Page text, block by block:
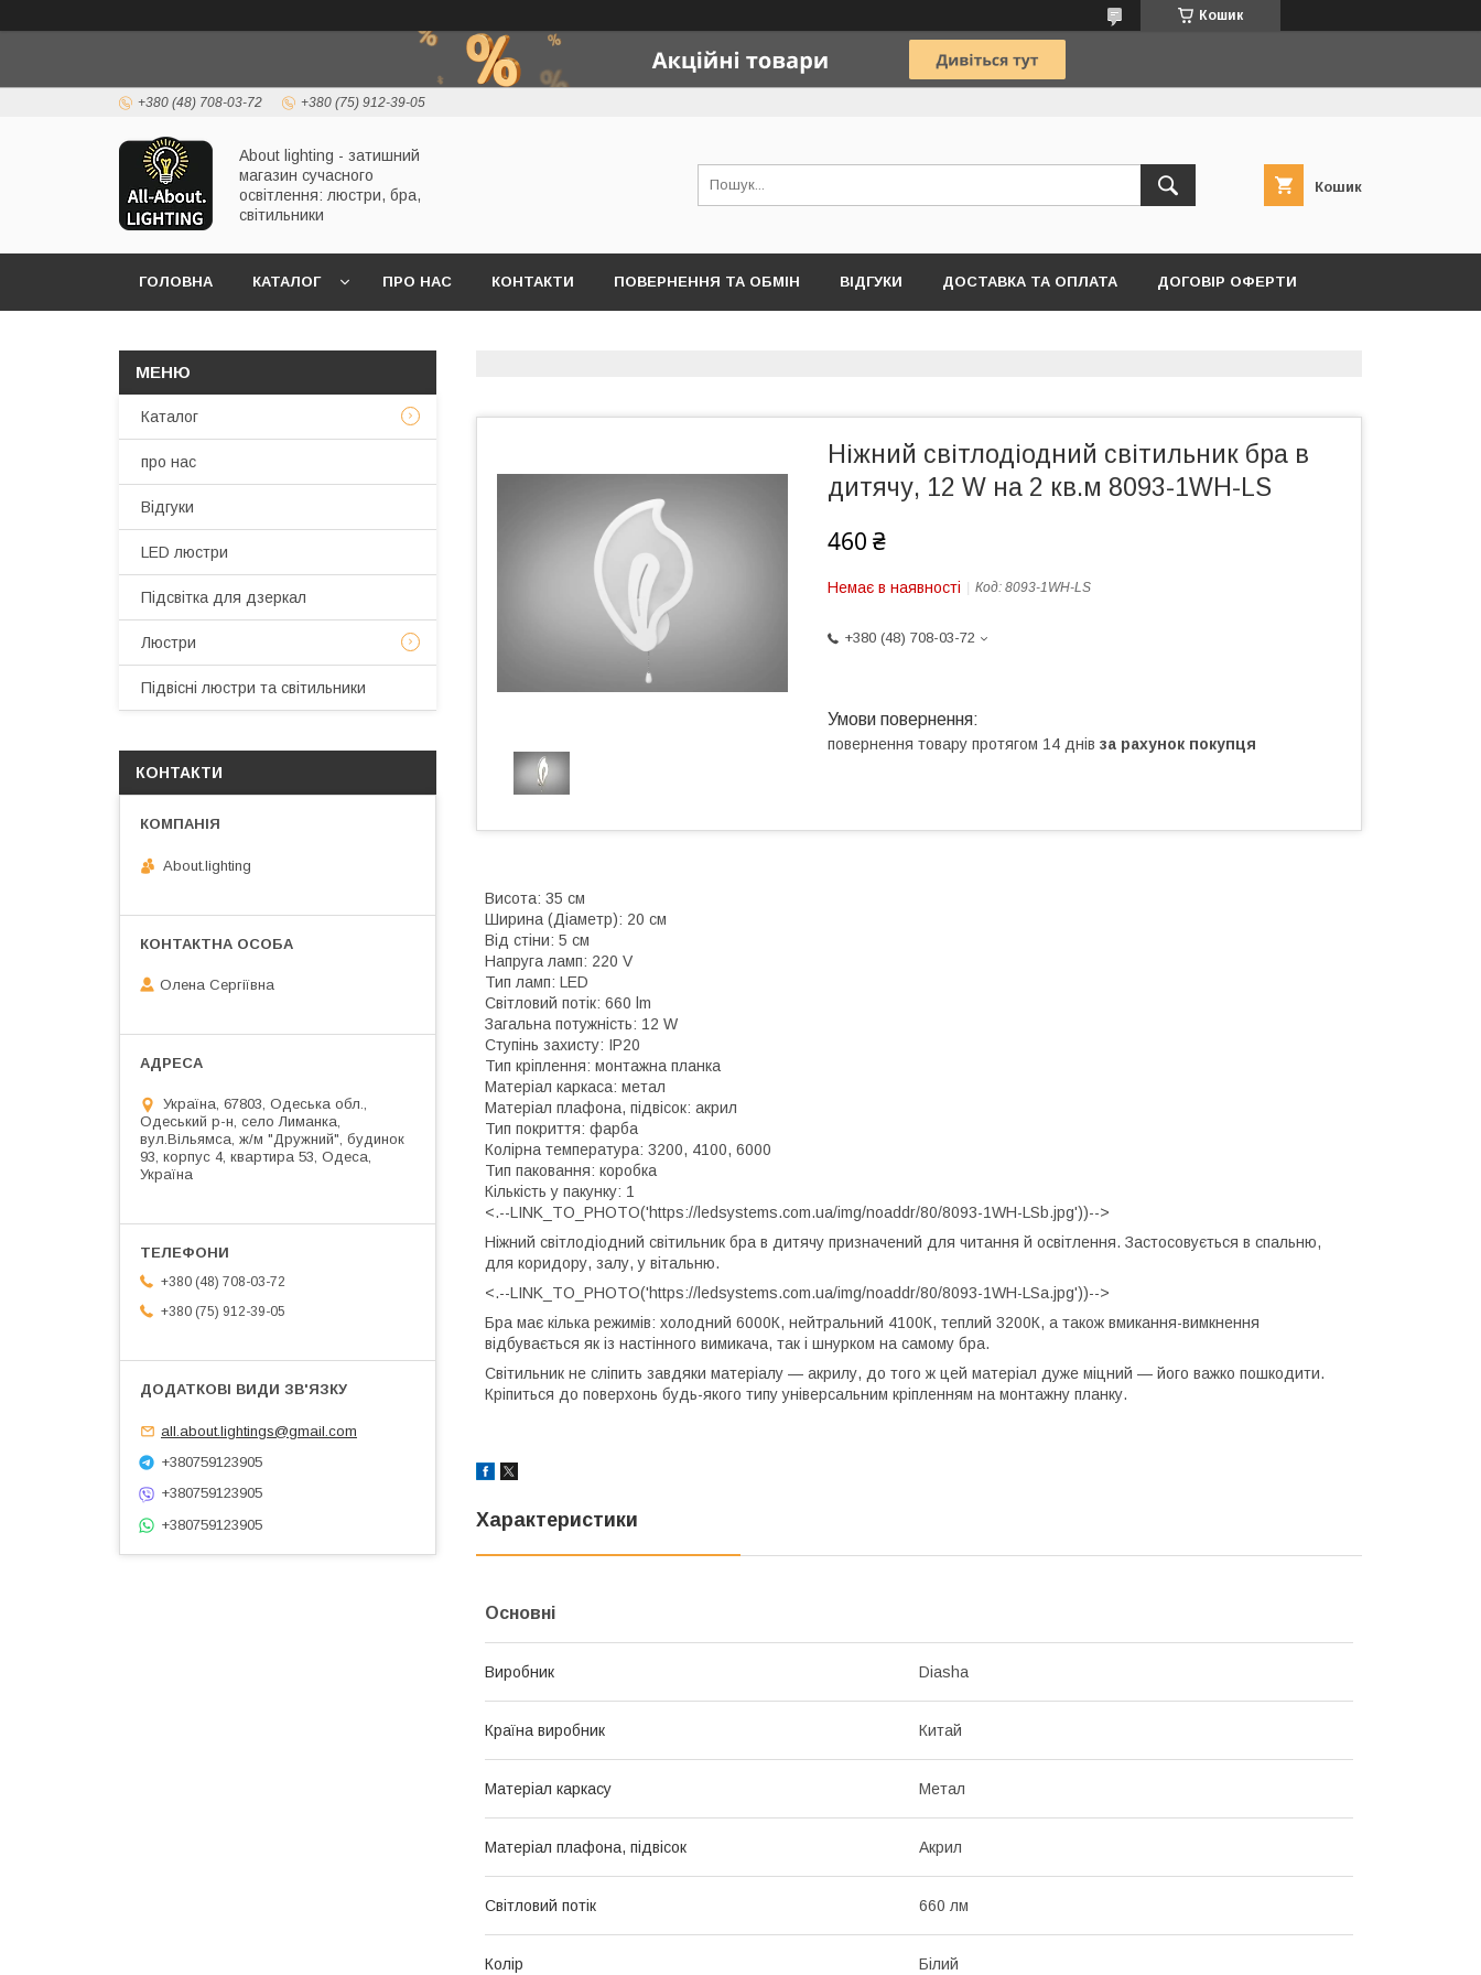
Кошик
+380 (48) 708-03-72 +380 (75) 912-39-05
About lighting - затишний
магазин сучасного
освітлення: люстри, бра,
світильники
Кошик
ГОЛОВНА КАТАЛОГ ПРО НАС КОНТАКТИ ПОВЕРНЕННЯ ТА ОБМІН ВІДГУКИ ДОСТАВКА ТА ОПЛАТА ДОГОВІР ОФЕРТИ
Ніжний світлодіодний світильник бра в
дитячу, 12 W на 2 кв.м 8093-1WH-LS
460 ₴
Немає в наявності Код: 8093-1WH-LS
+380 (48) 708-03-72
повернення товару протягом 14 днів за рахунок покупця
Висота: 35 см
Ширина (Діаметр): 20 см
Від стіни: 5 см
Напруга ламп: 220 V
Тип ламп: LED
Світловий потік: 660 lm
Загальна потужність: 12 W
Ступінь захисту: IP20
Тип кріплення: монтажна планка
Матеріал каркаса: метал
Матеріал плафона, підвісок: акрил
Тип покриття: фарба
Колірна температура: 3200, 4100, 6000
Тип паковання: коробка
Кількість у пакунку: 1
<.--LINK_TO_PHOTO('https://ledsystems.com.ua/img/noaddr/80/8093-1WH-LSb.jpg'))-->
Ніжний світлодіодний світильник бра в дитячу призначений для читання й освітлення. Застосовується в спальню,
для коридору, залу, у вітальню.
<.--LINK_TO_PHOTO('https://ledsystems.com.ua/img/noaddr/80/8093-1WH-LSa.jpg'))-->
Бра має кілька режимів: холодний 6000К, нейтральний 4100К, теплий 3200К, а також вмикання-вимкнення
відбувається як із настінного вимикача, так і шнурком на самому бра.
Світильник не сліпить завдяки матеріалу — акрилу, до того ж цей матеріал дуже міцний — його важко пошкодити.
Кріпиться до поверхонь будь-якого типу універсальним кріпленням на монтажну планку.
Характеристики
Основні
Виробник Diasha
Країна виробник Китай
Матеріал каркасу Метал
Матеріал плафона, підвісок Акрил
Світловий потік 660 лм
Колір Білий
Каталог
про нас
Відгуки
LED люстри
Підсвітка для дзеркал
Люстри
Підвісні люстри та світильники
КОНТАКТИ
About.lighting
Олена Сергіївна
Україна, 67803, Одеська обл.,
Одеський р-н, село Лиманка,
вул.Вільямса, ж/м "Дружний", будинок
93, корпус 4, квартира 53, Одеса,
Україна
+380 (48) 708-03-72
+380 (75) 912-39-05
all.about.lightings@gmail.com
+380759123905
+380759123905
+380759123905